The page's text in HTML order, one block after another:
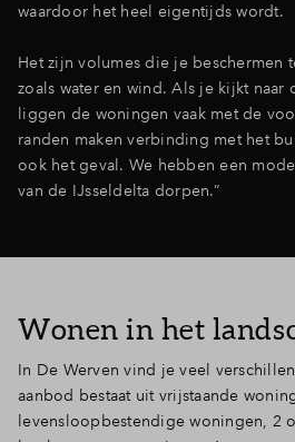
waardoor het heel eigentijds wordt.
Het zijn volumes die je beschermen
zoals water en wind. Als je kijkt naar
liggen de woningen vaak met de
randen maken verbinding met het
ook het geval. We hebben een
van de IJsseldelta dorpen.”
Wonen in het
In De Werven vind je veel
aanbod bestaat uit vrijstaande
levensloopbestendige woningen, 2